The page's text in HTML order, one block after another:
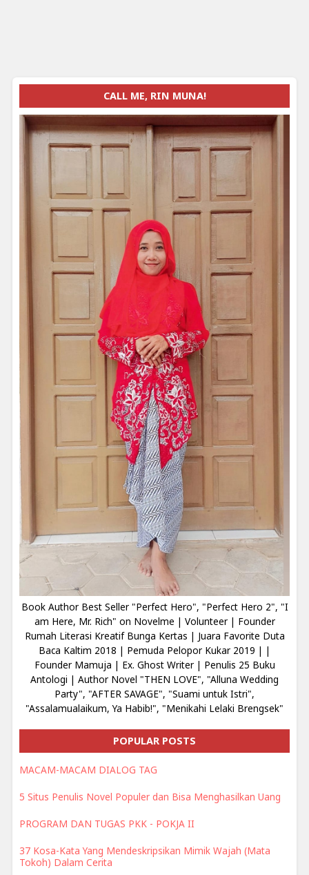
CALL ME, RIN MUNA!
Book Author Best Seller "Perfect Hero", "Perfect Hero 2", "I
am Here, Mr. Rich" on Novelme | Volunteer | Founder
Rumah Literasi Kreatif Bunga Kertas | Juara Favorite Duta
Baca Kaltim 2018 | Pemuda Pelopor Kukar 2019 | |
Founder Mamuja | Ex. Ghost Writer | Penulis 25 Buku
Antologi | Author Novel "THEN LOVE", "Alluna Wedding
Party", "AFTER SAVAGE", "Suami untuk Istri",
"Assalamualaikum, Ya Habib!", "Menikahi Lelaki Brengsek"
POPULAR POSTS
MACAM-MACAM DIALOG TAG
5 Situs Penulis Novel Populer dan Bisa Menghasilkan Uang
PROGRAM DAN TUGAS PKK - POKJA II
37 Kosa-Kata Yang Mendeskripsikan Mimik Wajah (Mata
Tokoh) Dalam Cerita